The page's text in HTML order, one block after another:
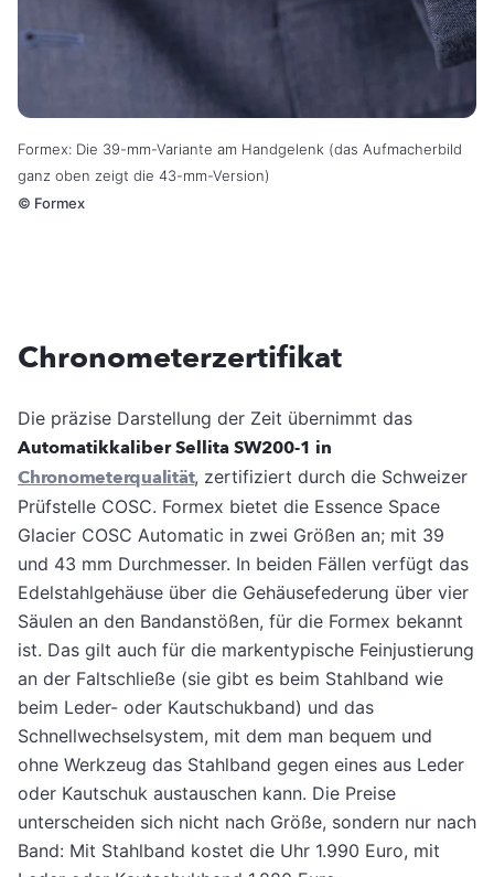
Formex: Die 39-mm-Variante am Handgelenk (das Aufmacherbild
ganz oben zeigt die 43-mm-Version)
© Formex
Chronometerzertifikat
Die präzise Darstellung der Zeit übernimmt das
Automatikkaliber Sellita SW200-1 in
Chronometerqualität, zertifiziert durch die Schweizer
Prüfstelle COSC. Formex bietet die Essence Space
Glacier COSC Automatic in zwei Größen an; mit 39
und 43 mm Durchmesser. In beiden Fällen verfügt das
Edelstahlgehäuse über die Gehäusefederung über vier
Säulen an den Bandanstößen, für die Formex bekannt
ist. Das gilt auch für die markentypische Feinjustierung
an der Faltschließe (sie gibt es beim Stahlband wie
beim Leder- oder Kautschukband) und das
Schnellwechselsystem, mit dem man bequem und
ohne Werkzeug das Stahlband gegen eines aus Leder
oder Kautschuk austauschen kann. Die Preise
unterscheiden sich nicht nach Größe, sondern nur nach
Band: Mit Stahlband kostet die Uhr 1.990 Euro, mit